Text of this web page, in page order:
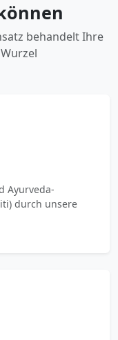
behandelt Ihre
Ayurveda-
durch unsere